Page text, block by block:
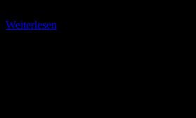
Weiterlesen